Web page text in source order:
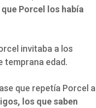
Porcel los había
invitaba a los
temprana edad.
que repetía Porcel a
los que saben